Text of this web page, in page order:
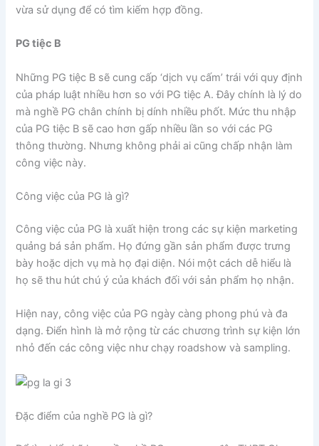
vừa sử dụng để có tìm kiếm hợp đồng.
PG tiệc B
Những PG tiệc B sẽ cung cấp ‘dịch vụ cấm’ trái với quy định
của pháp luật nhiều hơn so với PG tiệc A. Đây chính là lý do
mà nghề PG chân chính bị dính nhiều phốt. Mức thu nhập
của PG tiệc B sẽ cao hơn gấp nhiều lần so với các PG
thông thường. Nhưng không phải ai cũng chấp nhận làm
công việc này.
Công việc của PG là gì?
Công việc của PG là xuất hiện trong các sự kiện marketing
quảng bá sản phẩm. Họ đứng gần sản phẩm được trưng
bày hoặc dịch vụ mà họ đại diện. Nói một cách dễ hiểu là
họ sẽ thu hút chú ý của khách đối với sản phẩm họ nhận.
Hiện nay, công việc của PG ngày càng phong phú và đa
dạng. Điển hình là mở rộng từ các chương trình sự kiện lớn
nhỏ đến các công việc như chạy roadshow và sampling.
Đặc điểm của nghề PG là gì?